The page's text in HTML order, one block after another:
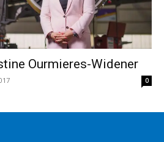
Ourmieres-Widener
0